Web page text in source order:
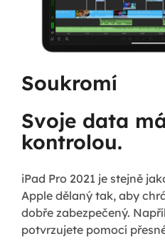
Soukromí
Svoje data
kontrolou.
iPad Pro 2021 je stejně
Apple dělaný tak, aby
dobře zabezpečený.
potvrzujete pomocí